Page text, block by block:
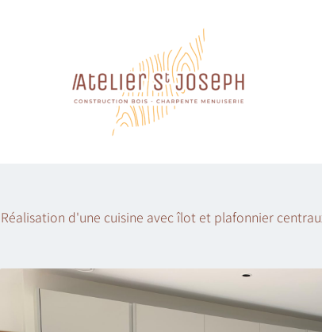
Réalisation d'une cuisine avec îlot et plafonnier